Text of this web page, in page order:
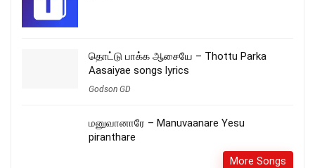
தொட்டு பாக்க ஆசையே – Thottu Parka
Aasaiyae songs lyrics
Godson GD
மனுவானாரே – Manuvaanare Yesu
piranthare
More Songs